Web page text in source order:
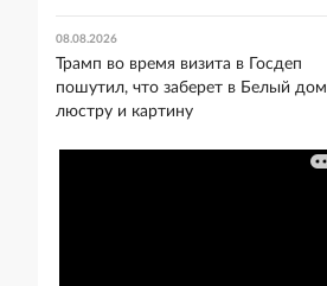
08.08.2026
Трамп во время визита в Госдеп
пошутил, что заберет в Белый дом
люстру и картину